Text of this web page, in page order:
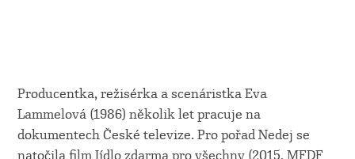
Producentka, režisérka a scenáristka Eva
Lammelová (1986) několik let pracuje na
dokumentech České televize. Pro pořad Nedej se
natočila film Jídlo zdarma pro všechny (2015, MFDF